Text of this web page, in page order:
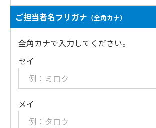
ご担当者名フリガナ （全角カナ）
全角カナで入力してください。
セイ
メイ